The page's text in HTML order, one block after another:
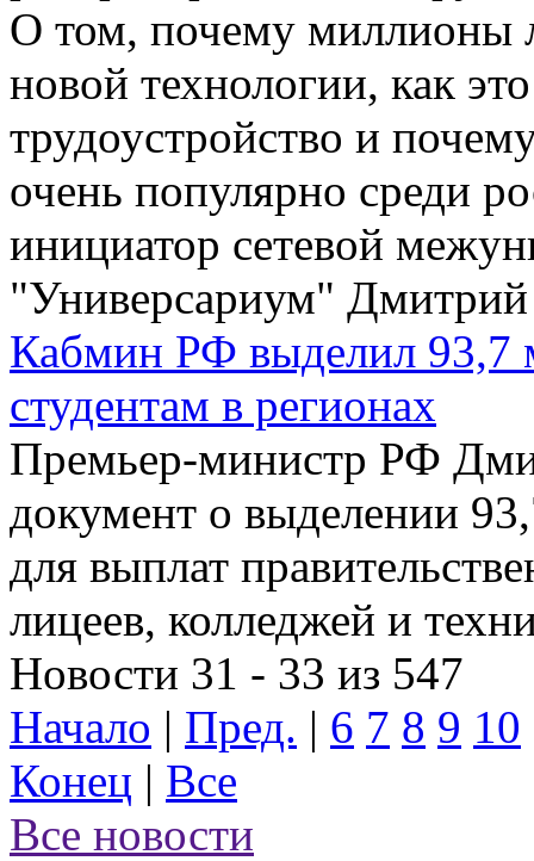
О том, почему миллионы
новой технологии, как
трудоустройство и
очень популярно среди
инициатор сетевой
"Универсариум"
Кабмин РФ выделил 93,7
студентам в регионах
Премьер-министр РФ
документ о выделении
для выплат
лицеев, колледжей и
Новости 31 - 33 из 547
Начало | Пред. | 6 7 8 9 10
Конец | Все
Все новости